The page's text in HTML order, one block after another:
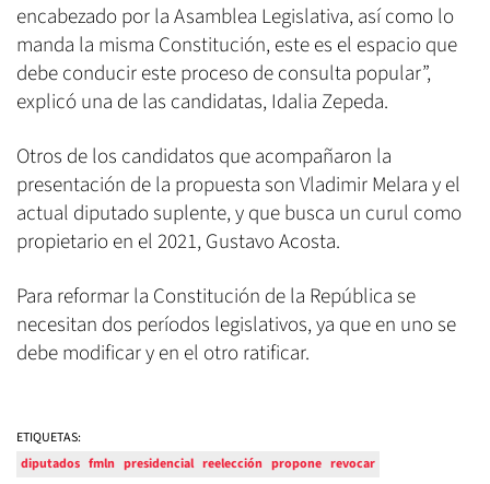
encabezado por la Asamblea Legislativa, así como lo
manda la misma Constitución, este es el espacio que
debe conducir este proceso de consulta popular”,
explicó una de las candidatas, Idalia Zepeda.
Otros de los candidatos que acompañaron la
presentación de la propuesta son Vladimir Melara y el
actual diputado suplente, y que busca un curul como
propietario en el 2021, Gustavo Acosta.
Para reformar la Constitución de la República se
necesitan dos períodos legislativos, ya que en uno se
debe modificar y en el otro ratificar.
ETIQUETAS:
diputados fmln presidencial reelección propone revocar